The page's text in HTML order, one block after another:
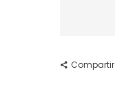
Compartir